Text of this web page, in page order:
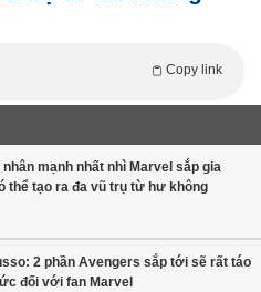
Copy link
mạnh nhất nhì Marvel sắp gia
thể tạo ra đa vũ trụ từ hư không
2 phần Avengers sắp tới sẽ rất táo
đối với fan Marvel